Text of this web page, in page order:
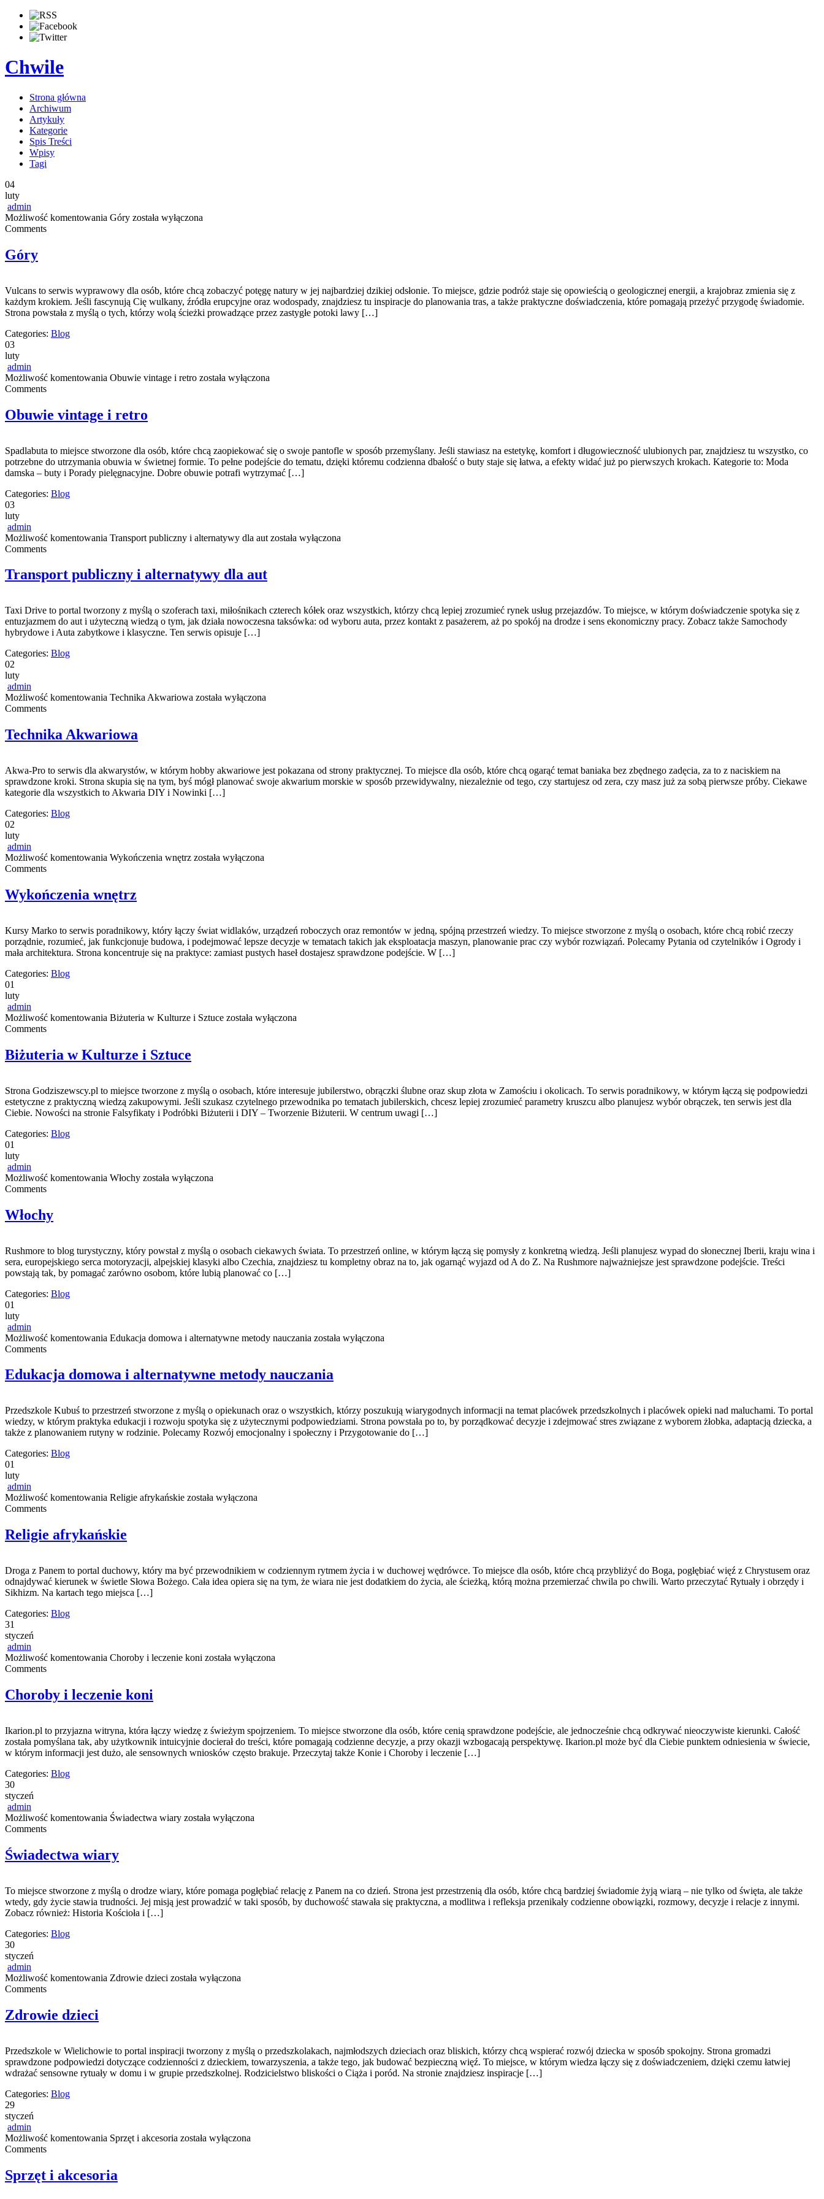
Chwile
Strona główna
Archiwum
Artykuły
Kategorie
Spis Treści
Wpisy
Tagi
04
luty
admin
Możliwość komentowania Góry została wyłączona
Comments
Góry
Vulcans to serwis wyprawowy dla osób, które chcą zobaczyć potęgę natury w jej najbardziej dzikiej odsłonie. To miejsce, gdzie podróż staje się opowieścią o geologicznej energii, a krajobraz zmienia się z
każdym krokiem. Jeśli fascynują Cię wulkany, źródła erupcyjne oraz wodospady, znajdziesz tu inspiracje do planowania tras, a także praktyczne doświadczenia, które pomagają przeżyć przygodę świadomie.
Strona powstała z myślą o tych, którzy wolą ścieżki prowadzące przez zastygłe potoki lawy […]
Categories: Blog
03
luty
admin
Możliwość komentowania Obuwie vintage i retro została wyłączona
Comments
Obuwie vintage i retro
Spadlabuta to miejsce stworzone dla osób, które chcą zaopiekować się o swoje pantofle w sposób przemyślany. Jeśli stawiasz na estetykę, komfort i długowieczność ulubionych par, znajdziesz tu wszystko, co
potrzebne do utrzymania obuwia w świetnej formie. To pełne podejście do tematu, dzięki któremu codzienna dbałość o buty staje się łatwa, a efekty widać już po pierwszych krokach. Kategorie to: Moda
damska – buty i Porady pielęgnacyjne. Dobre obuwie potrafi wytrzymać […]
Categories: Blog
03
luty
admin
Możliwość komentowania Transport publiczny i alternatywy dla aut została wyłączona
Comments
Transport publiczny i alternatywy dla aut
Taxi Drive to portal tworzony z myślą o szoferach taxi, miłośnikach czterech kółek oraz wszystkich, którzy chcą lepiej zrozumieć rynek usług przejazdów. To miejsce, w którym doświadczenie spotyka się z
entuzjazmem do aut i użyteczną wiedzą o tym, jak działa nowoczesna taksówka: od wyboru auta, przez kontakt z pasażerem, aż po spokój na drodze i sens ekonomiczny pracy. Zobacz także Samochody
hybrydowe i Auta zabytkowe i klasyczne. Ten serwis opisuje […]
Categories: Blog
02
luty
admin
Możliwość komentowania Technika Akwariowa została wyłączona
Comments
Technika Akwariowa
Akwa-Pro to serwis dla akwarystów, w którym hobby akwariowe jest pokazana od strony praktycznej. To miejsce dla osób, które chcą ogarąć temat baniaka bez zbędnego zadęcia, za to z naciskiem na
sprawdzone kroki. Strona skupia się na tym, byś mógł planować swoje akwarium morskie w sposób przewidywalny, niezależnie od tego, czy startujesz od zera, czy masz już za sobą pierwsze próby. Ciekawe
kategorie dla wszystkich to Akwaria DIY i Nowinki […]
Categories: Blog
02
luty
admin
Możliwość komentowania Wykończenia wnętrz została wyłączona
Comments
Wykończenia wnętrz
Kursy Marko to serwis poradnikowy, który łączy świat widlaków, urządzeń roboczych oraz remontów w jedną, spójną przestrzeń wiedzy. To miejsce stworzone z myślą o osobach, które chcą robić rzeczy
porządnie, rozumieć, jak funkcjonuje budowa, i podejmować lepsze decyzje w tematach takich jak eksploatacja maszyn, planowanie prac czy wybór rozwiązań. Polecamy Pytania od czytelników i Ogrody i
mała architektura. Strona koncentruje się na praktyce: zamiast pustych haseł dostajesz sprawdzone podejście. W […]
Categories: Blog
01
luty
admin
Możliwość komentowania Biżuteria w Kulturze i Sztuce została wyłączona
Comments
Biżuteria w Kulturze i Sztuce
Strona Godziszewscy.pl to miejsce tworzone z myślą o osobach, które interesuje jubilerstwo, obrączki ślubne oraz skup złota w Zamościu i okolicach. To serwis poradnikowy, w którym łączą się podpowiedzi
estetyczne z praktyczną wiedzą zakupowymi. Jeśli szukasz czytelnego przewodnika po tematach jubilerskich, chcesz lepiej zrozumieć parametry kruszcu albo planujesz wybór obrączek, ten serwis jest dla
Ciebie. Nowości na stronie Falsyfikaty i Podróbki Biżuterii i DIY – Tworzenie Biżuterii. W centrum uwagi […]
Categories: Blog
01
luty
admin
Możliwość komentowania Włochy została wyłączona
Comments
Włochy
Rushmore to blog turystyczny, który powstał z myślą o osobach ciekawych świata. To przestrzeń online, w którym łączą się pomysły z konkretną wiedzą. Jeśli planujesz wypad do słonecznej Iberii, kraju wina i
sera, europejskiego serca motoryzacji, alpejskiej klasyki albo Czechia, znajdziesz tu kompletny obraz na to, jak ogarnąć wyjazd od A do Z. Na Rushmore najważniejsze jest sprawdzone podejście. Treści
powstają tak, by pomagać zarówno osobom, które lubią planować co […]
Categories: Blog
01
luty
admin
Możliwość komentowania Edukacja domowa i alternatywne metody nauczania została wyłączona
Comments
Edukacja domowa i alternatywne metody nauczania
Przedszkole Kubuś to przestrzeń stworzone z myślą o opiekunach oraz o wszystkich, którzy poszukują wiarygodnych informacji na temat placówek przedszkolnych i placówek opieki nad maluchami. To portal
wiedzy, w którym praktyka edukacji i rozwoju spotyka się z użytecznymi podpowiedziami. Strona powstała po to, by porządkować decyzje i zdejmować stres związane z wyborem żłobka, adaptacją dziecka, a
także z planowaniem rutyny w rodzinie. Polecamy Rozwój emocjonalny i społeczny i Przygotowanie do […]
Categories: Blog
01
luty
admin
Możliwość komentowania Religie afrykańskie została wyłączona
Comments
Religie afrykańskie
Droga z Panem to portal duchowy, który ma być przewodnikiem w codziennym rytmem życia i w duchowej wędrówce. To miejsce dla osób, które chcą przybliżyć do Boga, pogłębiać więź z Chrystusem oraz
odnajdywać kierunek w świetle Słowa Bożego. Cała idea opiera się na tym, że wiara nie jest dodatkiem do życia, ale ścieżką, którą można przemierzać chwila po chwili. Warto przeczytać Rytuały i obrzędy i
Sikhizm. Na kartach tego miejsca […]
Categories: Blog
31
styczeń
admin
Możliwość komentowania Choroby i leczenie koni została wyłączona
Comments
Choroby i leczenie koni
Ikarion.pl to przyjazna witryna, która łączy wiedzę z świeżym spojrzeniem. To miejsce stworzone dla osób, które cenią sprawdzone podejście, ale jednocześnie chcą odkrywać nieoczywiste kierunki. Całość
została pomyślana tak, aby użytkownik intuicyjnie docierał do treści, które pomagają codzienne decyzje, a przy okazji wzbogacają perspektywę. Ikarion.pl może być dla Ciebie punktem odniesienia w świecie,
w którym informacji jest dużo, ale sensownych wniosków często brakuje. Przeczytaj także Konie i Choroby i leczenie […]
Categories: Blog
30
styczeń
admin
Możliwość komentowania Świadectwa wiary została wyłączona
Comments
Świadectwa wiary
To miejsce stworzone z myślą o drodze wiary, które pomaga pogłębiać relację z Panem na co dzień. Strona jest przestrzenią dla osób, które chcą bardziej świadomie żyją wiarą – nie tylko od święta, ale także
wtedy, gdy życie stawia trudności. Jej misją jest prowadzić w taki sposób, by duchowość stawała się praktyczna, a modlitwa i refleksja przenikały codzienne obowiązki, rozmowy, decyzje i relacje z innymi.
Zobacz również: Historia Kościoła i […]
Categories: Blog
30
styczeń
admin
Możliwość komentowania Zdrowie dzieci została wyłączona
Comments
Zdrowie dzieci
Przedszkole w Wielichowie to portal inspiracji tworzony z myślą o przedszkolakach, najmłodszych dzieciach oraz bliskich, którzy chcą wspierać rozwój dziecka w sposób spokojny. Strona gromadzi
sprawdzone podpowiedzi dotyczące codzienności z dzieckiem, towarzyszenia, a także tego, jak budować bezpieczną więź. To miejsce, w którym wiedza łączy się z doświadczeniem, dzięki czemu łatwiej
wdrażać sensowne rytuały w domu i w grupie przedszkolnej. Rodzicielstwo bliskości o Ciąża i poród. Na stronie znajdziesz inspiracje […]
Categories: Blog
29
styczeń
admin
Możliwość komentowania Sprzęt i akcesoria została wyłączona
Comments
Sprzęt i akcesoria